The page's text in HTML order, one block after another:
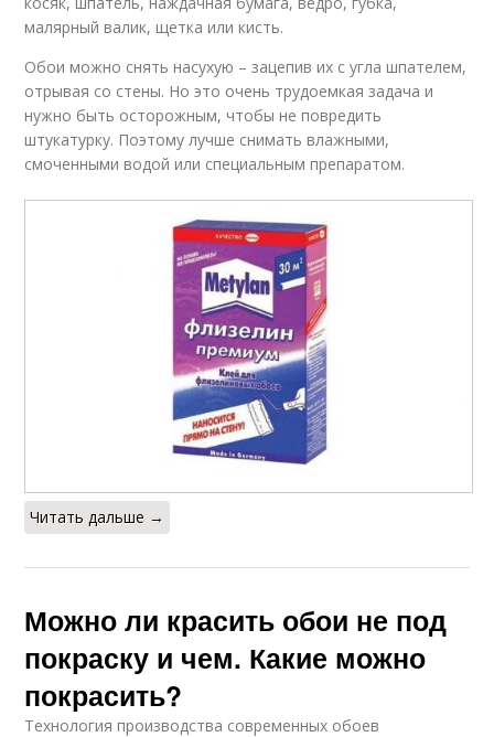
малярный валик, щетка или кисть.
Обои можно снять насухую – зацепив их с угла шпателем,
отрывая со стены. Но это очень трудоемкая задача и
нужно быть осторожным, чтобы не повредить
штукатурку. Поэтому лучше снимать влажными,
смоченными водой или специальным препаратом.
Читать дальше →
Можно ли красить обои не под
покраску и чем. Какие можно
покрасить?
Технология производства современных обоев